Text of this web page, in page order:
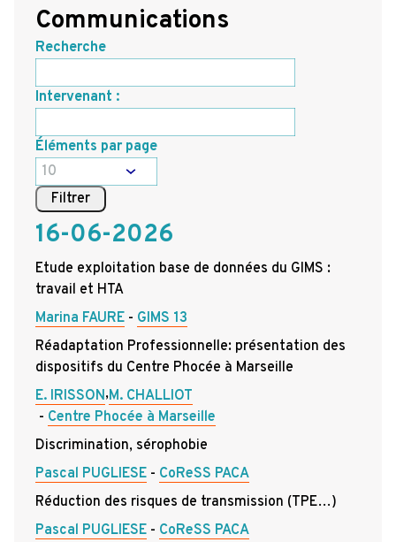
Communications
Recherche
Intervenant :
Éléments par page
16-06-2026
Etude exploitation base de données du GIMS :
travail et HTA
Marina FAURE
GIMS 13
Réadaptation Professionnelle: présentation des
dispositifs du Centre Phocée à Marseille
E. IRISSON,M. CHALLIOT
Centre Phocée à Marseille
Discrimination, sérophobie
Pascal PUGLIESE
CoReSS PACA
Réduction des risques de transmission (TPE…)
Pascal PUGLIESE
CoReSS PACA